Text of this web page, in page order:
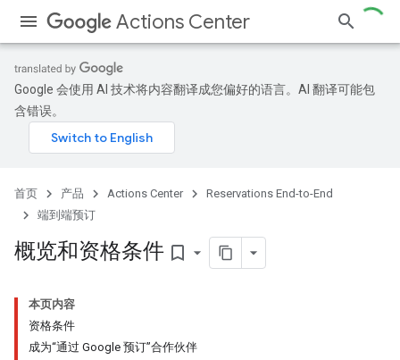
Actions Center
Google 会使用 AI 技术将内容翻译成您偏好的语言。AI 翻译可能包
含错误。
首页 产品 Actions Center
Reservations End-to-End
端到端预订
概览和资格条件 bookmark_border
本页内容
资格条件
成为“通过 Google 预订”合作伙伴